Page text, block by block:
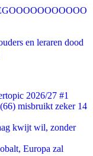
en leraren dood
2026/27 #1
misbruikt zeker 14
kwijt wil, zonder
Europa zal